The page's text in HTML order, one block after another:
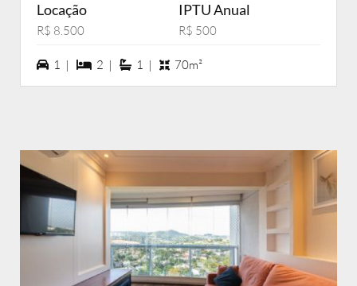
Locação
R$ 8.500
IPTU Anual
R$ 500
1 vagas na garagem
1 | 2 dormiórios
2 | 1 suítes
1 | 70m²